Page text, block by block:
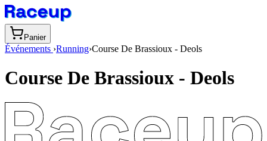
Panier
Événements ›Running›Course De Brassioux - Deols
Course De Brassioux - Deols